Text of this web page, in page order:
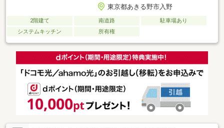
東京都あきる野市入野
2階建て 南道路
駐車場あり
システムキッチン
所有権